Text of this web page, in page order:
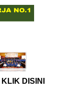
KLIK DISINI